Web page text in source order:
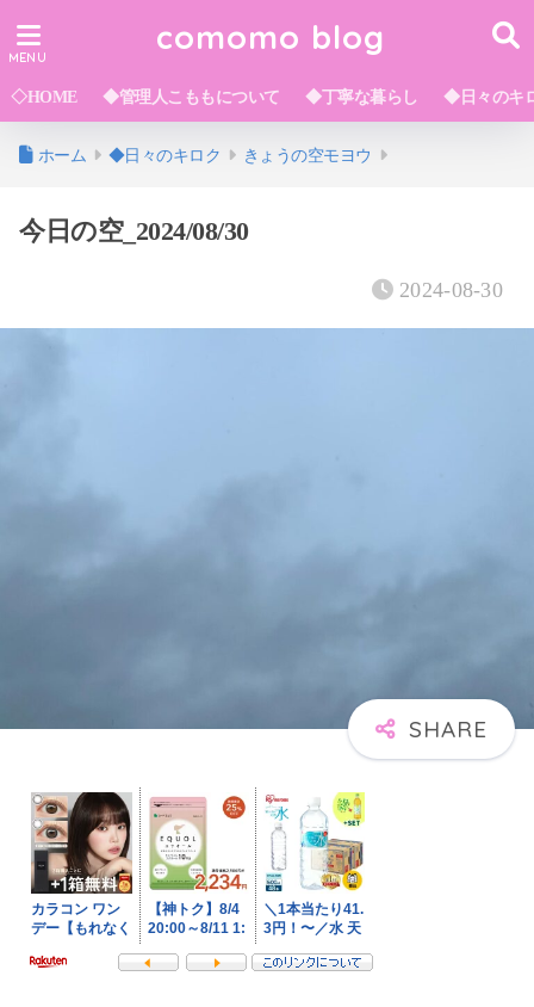
comomo blog
◇HOME ◆管理人こももについて ◆丁寧な暮らし ◆日々のキ
ホーム ◆日々のキロク きょうの空モヨウ
今日の空_2024/08/30
2024-08-30